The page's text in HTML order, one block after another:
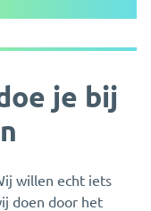
je bij
willen echt iets
doen door het